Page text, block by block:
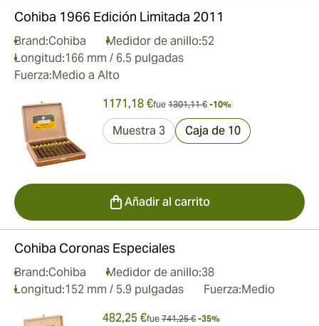
Cohiba 1966 Edición Limitada 2011
Brand:Cohiba Medidor de anillo:52
Longitud:166 mm / 6.5 pulgadas
Fuerza:Medio a Alto
1171,18 €fue 1301,11 € -10%
Muestra 3 Caja de 10
Añadir al carrito
Cohiba Coronas Especiales
Brand:Cohiba Medidor de anillo:38
Longitud:152 mm / 5.9 pulgadas Fuerza:Medio
482,25 €fue 741,25 € -35%